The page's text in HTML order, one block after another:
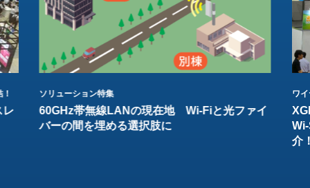
レ
ソリューション特集
60GHz帯無線LANの現在地 Wi-Fiと光ファイ
バーの間を埋める選択肢に
ワ
介